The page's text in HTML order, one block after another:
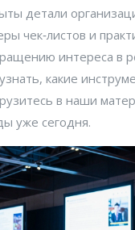
детали
чек‑листов и
интереса в
какие
в наши
уже сегодня.